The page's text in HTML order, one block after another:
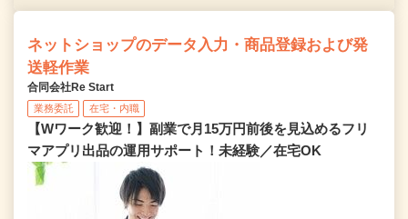
ネットショップのデータ入力・商品登録および発
送軽作業
合同会社Re Start
業務委託 在宅・内職
【Wワーク歓迎！】副業で月15万円前後を見込めるフリ
マアプリ出品の運用サポート！未経験／在宅OK